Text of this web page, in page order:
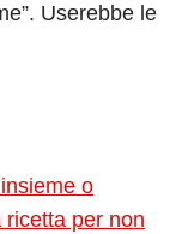
Userebbe le
o
ricetta per non